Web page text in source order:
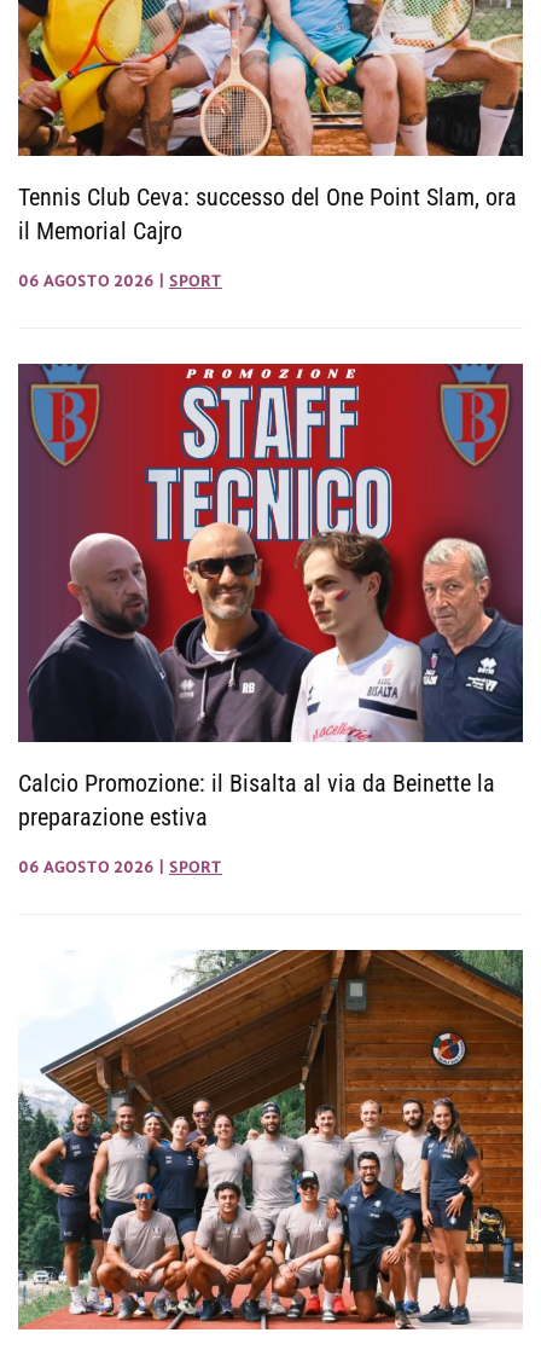
Tennis Club Ceva: successo del One Point Slam, ora
il Memorial Cajro
06 AGOSTO 2026 SPORT
Calcio Promozione: il Bisalta al via da Beinette la
preparazione estiva
06 AGOSTO 2026 SPORT